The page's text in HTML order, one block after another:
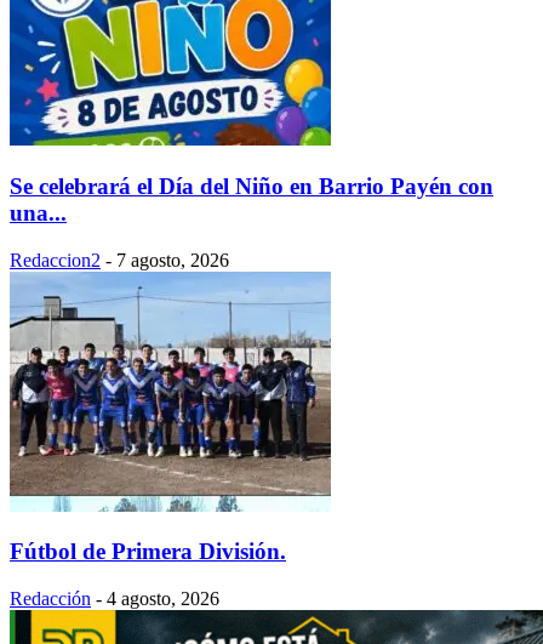
Se celebrará el Día del Niño en Barrio Payén con
una...
Redaccion2 - 7 agosto, 2026
Fútbol de Primera División.
Redacción - 4 agosto, 2026